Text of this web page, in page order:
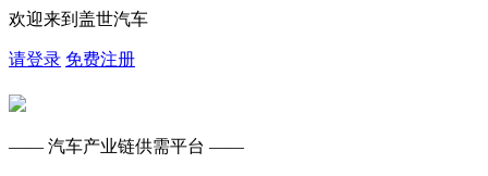
欢迎来到盖世汽车
请登录 免费注册
—— 汽车产业链供需平台 ——